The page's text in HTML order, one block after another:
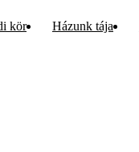
kör Házunk tája